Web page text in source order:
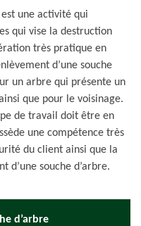
est une activité qui
qui vise la destruction
très pratique en
d’une souche
un arbre qui présente un
que pour le voisinage.
de travail doit être en
une compétence très
du client ainsi que la
d’une souche d’arbre.
d’arbre